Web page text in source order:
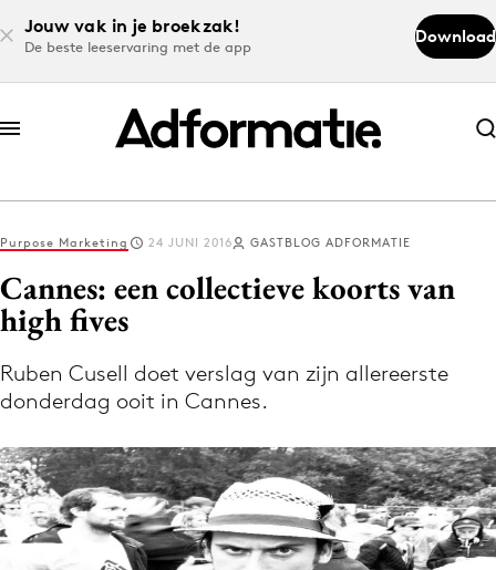
Jouw vak in je broekzak!
De beste leeservaring met de app
Download
Abonneer nu
Abonneer nu
Log in
Volg het laatste nieuws via de Adformatie
Nieuws app
Purpose Marketing 24 JUNI 2016 GASTBLOG ADFORMATIE
Cannes: een collectieve koorts van
high fives
Ruben Cusell doet verslag van zijn allereerste
donderdag ooit in Cannes.